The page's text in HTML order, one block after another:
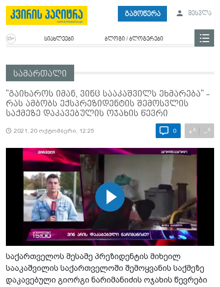
გამოწერა შესვლა
სიახლეები ბლოგი / ბლოგერები
სამართალი
"გაიხაროს იმან, ვინც სააკაშვილს ეხმარება" -
რას ამბობს ექსპრეზიდენტის შემოსვლის
საქმეზე დაკავებულის ოჯახის წევრი
2021, 20 ოქტომბერი, 12:25 0 +A −A
საქართველოს მესამე პრეზიდენტის მიხეილ
სააკაშვილის საქართველოში შემოყვანის საქმეზე
დაკავებული გიორგი ნარიმანიძის ოჯახის წევრები